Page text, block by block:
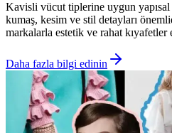
Kavisli vücut tiplerine uygun
kumaş, kesim ve stil detayları
markalarla estetik ve rahat kıyafetler
Daha fazla bilgi edinin